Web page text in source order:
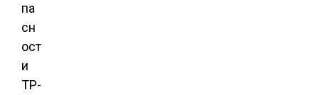
па
сн
ост
и
TP-